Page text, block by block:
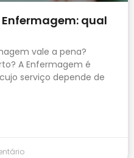
qual
vale a pena?
A Enfermagem é
serviço depende de